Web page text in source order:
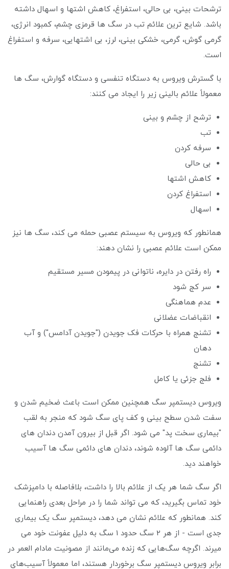
ترشحات بینی، بی حالی، استفراغ، کاهش اشتها و اسهال داشته
باشد. شایع ترین علائم تب در سگ ها قرمزی چشم، کمبود انرژی،
گرمی گوش، گرمی، خشکی بینی، لرز، بی اشتهایی، سرفه و استفراغ
است.
با گسترش ویروس به دستگاه تنفسی و دستگاه گوارش، سگ ها
معمولاً علائم بالینی زیر را ایجاد می کنند:
ترشح از چشم و بینی
تب
سرفه کردن
بی حالی
کاهش اشتها
استفراغ کردن
اسهال
همانطور که ویروس به سیستم عصبی حمله می کند، سگ ها نیز
ممکن است علائم عصبی را نشان دهند:
راه رفتن در دایره، ناتوانی در پیمودن مسیر مستقیم
سر کج شود
عدم هماهنگی
انقباضات عضلانی
تشنج همراه با حرکات فک جویدن ("جویدن آدامس") و آب
دهان
تشنج
فلج جزئی یا کامل
ویروس دیستمپر سگ همچنین ممکن است باعث ضخیم شدن و
سفت شدن سطح بینی و کف پای سگ شود که منجر به لقب
"بیماری سخت پد" می شود. اگر قبل از بیرون آمدن دندان های
دائمی سگ ها آلوده شوند، دندان های دائمی سگ ها آسیب
خواهند دید.
اگر سگ شما هر یک از علائم بالا را داشت، بلافاصله با دامپزشک
خود تماس بگیرید، که می تواند شما را در مراحل بعدی راهنمایی
کند. همانطور که علائم نشان می دهد، دیستمپر سگ یک بیماری
جدی است - از هر 2 سگ حدود 1 سگ به دلیل عفونت خود می
میرند. اگرچه سگ‌هایی که زنده می‌مانند از مصونیت مادام العمر در
برابر ویروس دیستمپر سگ برخوردار هستند، اما معمولاً آسیب‌های